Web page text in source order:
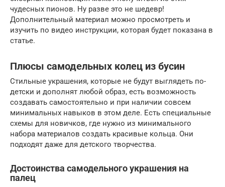
чудесных пионов. Ну разве это не шедевр!
Дополнительный материал можно просмотреть и
изучить по видео инструкции, которая будет показана в
статье.
Плюсы самодельных колец из бусин
Стильные украшения, которые не будут выглядеть по-
детски и дополнят любой образ, есть возможность
создавать самостоятельно и при наличии совсем
минимальных навыков в этом деле. Есть специальные
схемы для новичков, где нужно из минимального
набора материалов создать красивые кольца. Они
подходят даже для детского творчества.
Достоинства самодельного украшения на
палец